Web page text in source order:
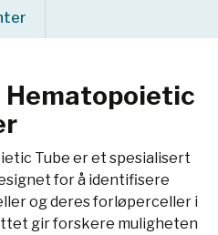
Hematopoietic
Tube er et spesialisert
for å identifisere
og deres forløperceller i
gir forskere muligheten